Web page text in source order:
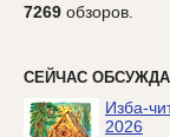
7269 обзоров.
СЕЙЧАС
Изба-
2026